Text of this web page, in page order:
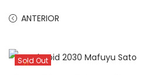
ANTERIOR
Sold Out